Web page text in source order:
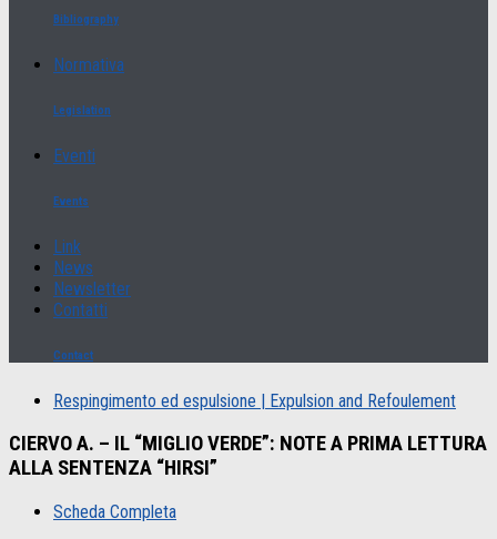
Bibliography
Normativa
Legislation
Eventi
Events
Link
News
Newsletter
Contatti
Contact
Respingimento ed espulsione | Expulsion and Refoulement
CIERVO A. – IL “MIGLIO VERDE”: NOTE A PRIMA LETTURA
ALLA SENTENZA “HIRSI”
Scheda Completa